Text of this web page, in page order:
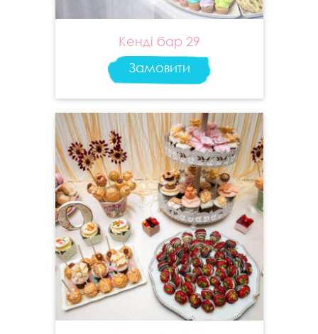
Кенді бар 29
Замовити